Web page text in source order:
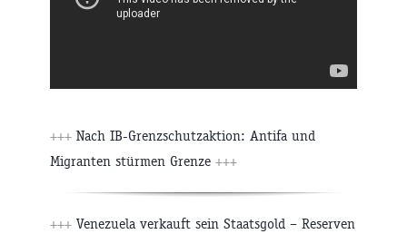
+++ Nach IB-Grenzschutzaktion: Antifa und
Migranten stürmen Grenze +++
+++ Venezuela verkauft sein Staatsgold – Reserven